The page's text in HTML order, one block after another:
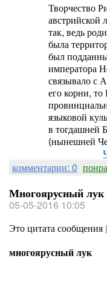
Творчество
австрийской
так, ведь
была
был
императора
связывало с
его корни,
языковой
в тогдашней
(нынешней
комментарии: 0
Многоярусный лук
05-05-2016 10:05
Это цитата сообщения
многоярусный лук